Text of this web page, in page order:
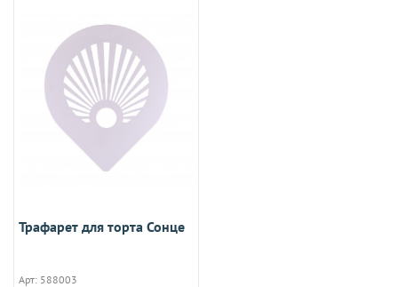
Трафарет для торта Сонце
Арт: 588003